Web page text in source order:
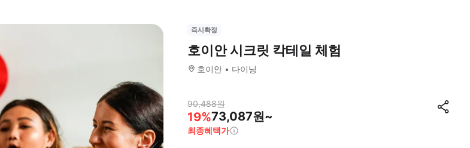
즉시확정
호이안 시크릿 칵테일 체험
호이안 다이닝
90,488원
19%73,087원~
최종혜택가